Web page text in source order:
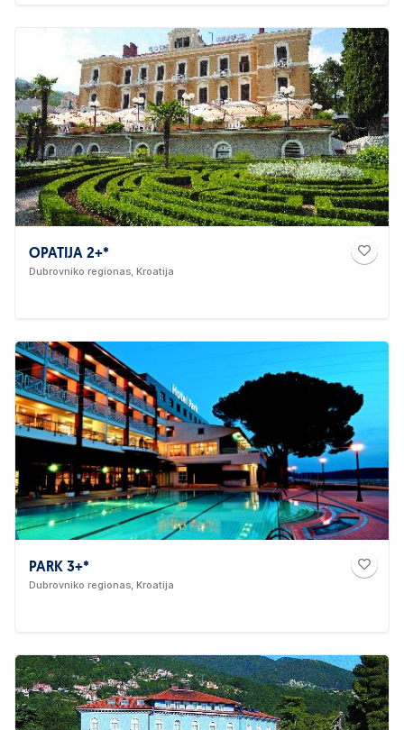
OPATIJA 2+*
Dubrovniko regionas, Kroatija
PARK 3+*
Dubrovniko regionas, Kroatija